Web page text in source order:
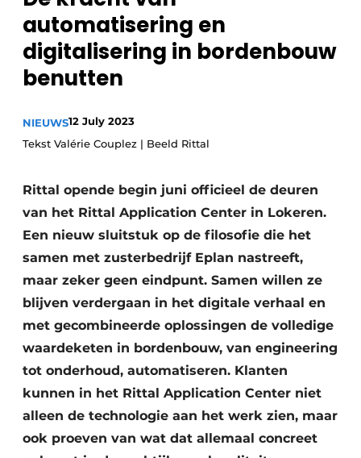
Privacy / Cookie statement
Vacature aanmelden
Vacatures
automatisering en
digitalisering in bordenbouw
benutten
NIEUWS12 July 2023
Tekst Valérie Couplez | Beeld Rittal
Rittal opende begin juni officieel de deuren
van het Rittal Application Center in Lokeren.
Een nieuw sluitstuk op de filosofie die het
samen met zusterbedrijf Eplan nastreeft,
maar zeker geen eindpunt. Samen willen ze
blijven verdergaan in het digitale verhaal en
met gecombineerde oplossingen de volledige
waardeketen in bordenbouw, van engineering
tot onderhoud, automatiseren. Klanten
kunnen in het Rittal Application Center niet
alleen de technologie aan het werk zien, maar
ook proeven van wat dat allemaal concreet